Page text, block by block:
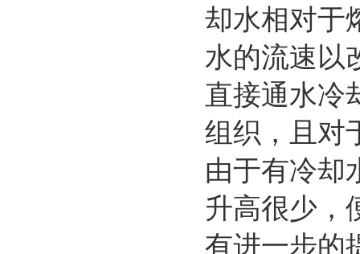
却水相对于
水的流速以
直接通水冷
组织，且对
由于有冷却
升高很少，
有进一步